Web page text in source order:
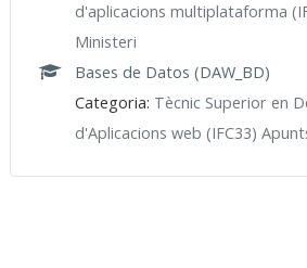
d'aplicacions multiplataforma
Ministeri
Bases de Datos (DAW_BD)
Categoria: Tècnic Superior en
d'Aplicacions web (IFC33)